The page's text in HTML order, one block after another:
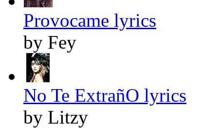
Provocame lyrics
by Fey
No Te ExtrañO lyrics
by Litzy